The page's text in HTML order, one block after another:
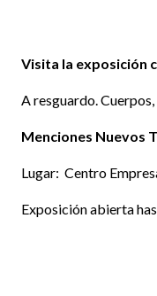
Visita la exposición
A resguardo.
Menciones Nuevos
Lugar: Centro
Exposición abierta